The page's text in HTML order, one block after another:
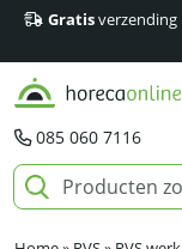
Gratisverzending
085 060 7116